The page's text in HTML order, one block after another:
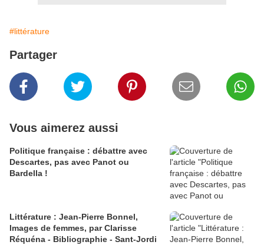
#littérature
Partager
Vous aimerez aussi
Politique française : débattre avec
Descartes, pas avec Panot ou
Bardella !
Littérature : Jean-Pierre Bonnel,
Images de femmes, par Clarisse
Réquéna - Bibliographie - Sant-Jordi